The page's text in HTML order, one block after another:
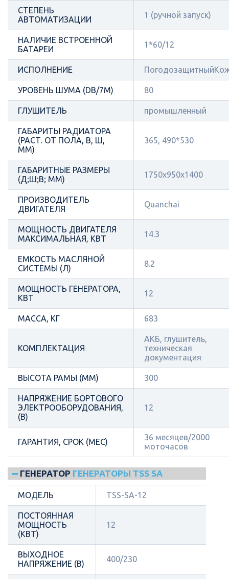
СТЕПЕНЬ
АВТОМАТИЗАЦИИ
1 (ручной запуск)
НАЛИЧИЕ ВСТРОЕННОЙ
БАТАРЕИ
1*60/12
ИСПОЛНЕНИЕ
УРОВЕНЬ ШУМА (DB/7М) 80
ГЛУШИТЕЛЬ промышленный
ГАБАРИТЫ РАДИАТОРА
(РАСТ. ОТ ПОЛА, В, Ш,
ММ)
365, 490*530
ГАБАРИТНЫЕ РАЗМЕРЫ
(Д;Ш;В; ММ)
1750x950x1400
ПРОИЗВОДИТЕЛЬ
ДВИГАТЕЛЯ
Quanchai
МОЩНОСТЬ ДВИГАТЕЛЯ
МАКСИМАЛЬНАЯ, КВТ
14.3
ЕМКОСТЬ МАСЛЯНОЙ
СИСТЕМЫ (Л)
8.2
МОЩНОСТЬ ГЕНЕРАТОРА,
КВТ
12
МАССА, КГ 683
КОМПЛЕКТАЦИЯ
АКБ, глушитель,
техническая
документация
ВЫСОТА РАМЫ (ММ) 300
НАПРЯЖЕНИЕ БОРТОВОГО
ЭЛЕКТРООБОРУДОВАНИЯ,
(В)
12
ГАРАНТИЯ, СРОК (МЕС)
36 месяцев/2000
моточасов
ГЕНЕРАТОР ГЕНЕРАТОРЫ TSS SA
МОДЕЛЬ TSS-SA-12
ПОСТОЯННАЯ
МОЩНОСТЬ
(КВТ)
12
ВЫХОДНОЕ
НАПРЯЖЕНИЕ (В)
400/230